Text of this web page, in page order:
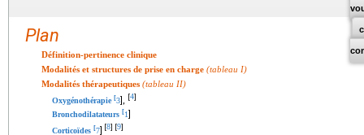
Plan
Définition-pertinence clinique
Modalités et structures de prise en charge (tableau I)
Modalités thérapeutiques (tableau II)
Oxygénothérapie [3], [4]
Bronchodilatateurs [1]
Corticoïdes [7] [8] [9]